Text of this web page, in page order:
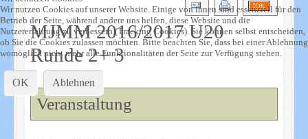
MJMM 2016/2017 U20
Runde 2+ 3
Veranstaltung
Wir nutzen Cookies auf unserer Website. Einige von ihnen sind essenziell für den
Betrieb der Seite, während andere uns helfen, diese Website und die
Nutzererfahrung zu verbessern (Tracking Cookies). Sie können selbst entscheiden,
ob Sie die Cookies zulassen möchten. Bitte beachten Sie, dass bei einer Ablehnung
womöglich nicht mehr alle Funktionalitäten der Seite zur Verfügung stehen.
OK Ablehnen